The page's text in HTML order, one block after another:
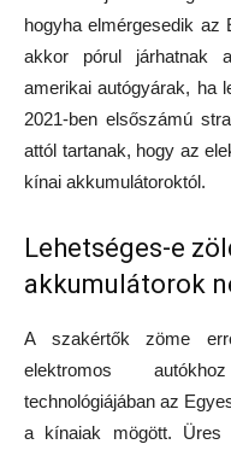
hogyha elmérgesedik az
akkor pórul járhatnak
amerikai autógyárak, ha
2021-ben elsőszámú
attól tartanak, hogy az
kínai akkumulátoroktól.
Lehetséges-e
akkumulátorok
A szakértők zöme
elektromos
technológiájában az
a kínaiak mögött.